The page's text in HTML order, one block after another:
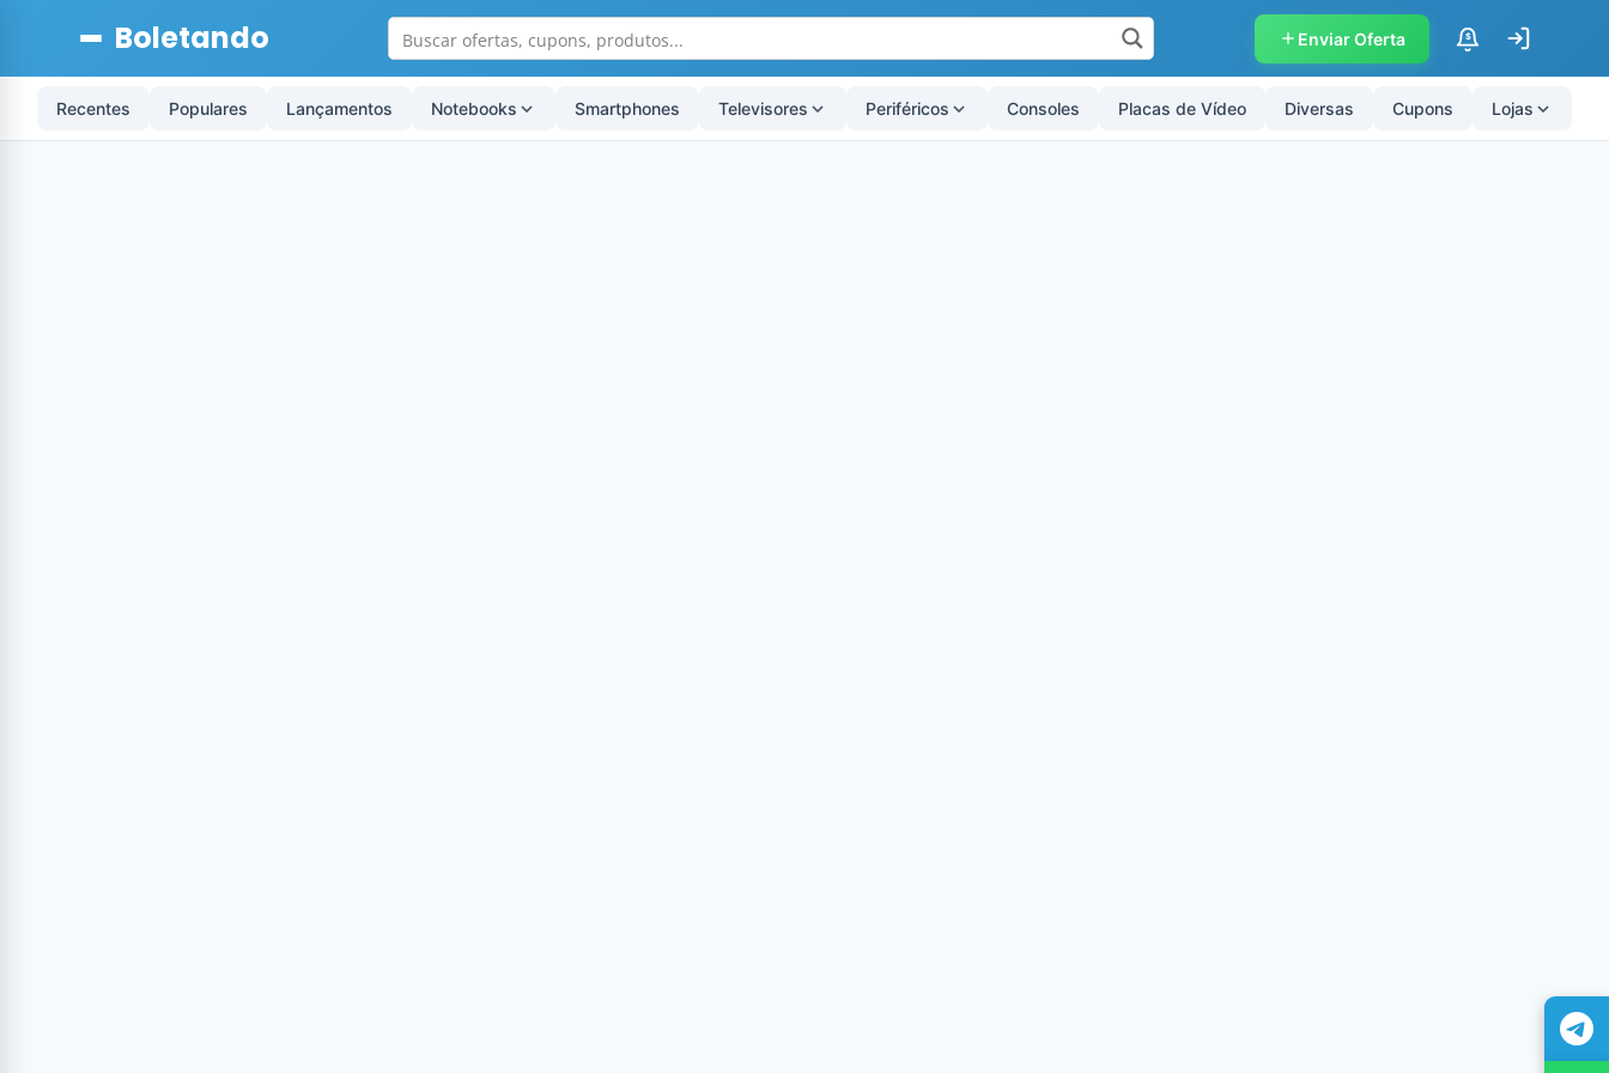
Boletando Enviar Oferta $
Recentes Populares Lançamentos Notebooks Smartphones Televisores Periféricos Consoles Placas de Vídeo Diversas Cupons Lojas